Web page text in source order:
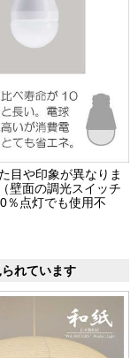
目や印象が異なりま
壁面の調光スイッチ
％点灯でも使用不
れています